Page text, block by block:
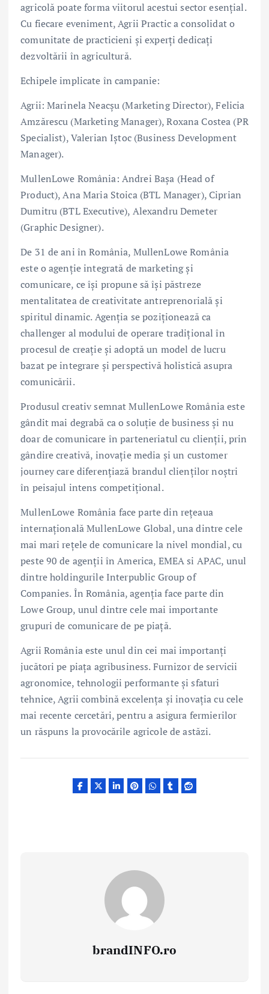
agricolă poate forma viitorul acestui sector esențial.
Cu fiecare eveniment, Agrii Practic a consolidat o
comunitate de practicieni și experți dedicați
dezvoltării în agricultură.
Echipele implicate în campanie:
Agrii: Marinela Neacșu (Marketing Director), Felicia
Amzărescu (Marketing Manager), Roxana Costea (PR
Specialist), Valerian Iștoc (Business Development
Manager).
MullenLowe România: Andrei Bașa (Head of
Product), Ana Maria Stoica (BTL Manager), Ciprian
Dumitru (BTL Executive), Alexandru Demeter
(Graphic Designer).
De 31 de ani în România, MullenLowe România
este o agenție integrată de marketing și
comunicare, ce își propune să își păstreze
mentalitatea de creativitate antreprenorială și
spiritul dinamic. Agenția se poziționează ca
challenger al modului de operare tradițional în
procesul de creație și adoptă un model de lucru
bazat pe integrare și perspectivă holistică asupra
comunicării.
Produsul creativ semnat MullenLowe România este
gândit mai degrabă ca o soluție de business și nu
doar de comunicare în parteneriatul cu clienții, prin
gândire creativă, inovație media și un customer
journey care diferențiază brandul clienților noștri
în peisajul intens competițional.
MullenLowe România face parte din rețeaua
internațională MullenLowe Global, una dintre cele
mai mari rețele de comunicare la nivel mondial, cu
peste 90 de agenții în America, EMEA si APAC, unul
dintre holdingurile Interpublic Group of
Companies. În România, agenția face parte din
Lowe Group, unul dintre cele mai importante
grupuri de comunicare de pe piață.
Agrii România este unul din cei mai importanți
jucători pe piața agribusiness. Furnizor de servicii
agronomice, tehnologii performante și sfaturi
tehnice, Agrii combină excelența și inovația cu cele
mai recente cercetări, pentru a asigura fermierilor
un răspuns la provocările agricole de astăzi.
brandINFO.ro